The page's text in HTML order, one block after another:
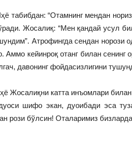
табибдан: “Отамнинг мендан
Жосалиқ: “Мен қандай усул
Атрофингда сендан норози
кейинроқ отанг билан сенинг
давонинг фойдасизлигини
Жосалиқни катта инъомлари
шифо экан, дуоибади эса
рози бўлсин! Оталаримиз